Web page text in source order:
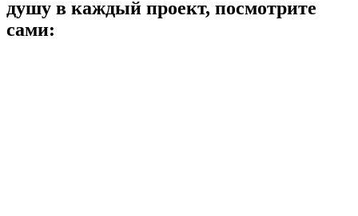
душу в каждый проект, посмотрите
сами: